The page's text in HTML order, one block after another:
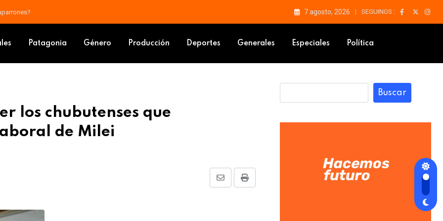
al tráfico de drogas sintéticas en Puerto Madryn 7 agosto, 2026 SEGUINOS :
Patagonia Género Producción Deportes Generales Especiales Política
los chubutenses que
de Milei
Print
Share
Buscar